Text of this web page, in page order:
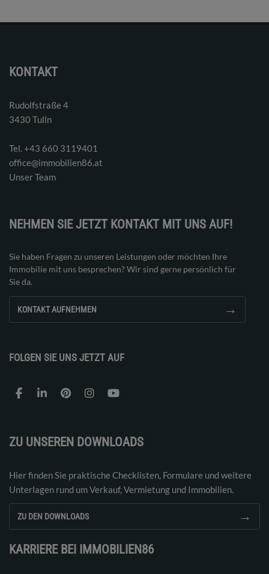
KONTAKT
Rudolfstraße 4
3430 Tulln
Tel. ‭+43 660 3119401‬
office@immobilien86.at
Unser Team
NEHMEN SIE JETZT KONTAKT MIT UNS AUF!
Sie haben Fragen zu unseren Leistungen oder möchten Ihre
Immobilie mit uns besprechen? Wir sind gerne persönlich für
Sie da.
KONTAKT AUFNEHMEN →
FOLGEN SIE UNS JETZT AUF
ZU UNSEREN DOWNLOADS
Hier finden Sie praktische Checklisten, Formulare und weitere
Unterlagen rund um Verkauf, Vermietung und Immobilien.
ZU DEN DOWNLOADS →
KARRIERE BEI IMMOBILIEN86